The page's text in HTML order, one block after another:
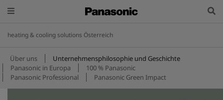
heating & cooling solutions Österreich
Über uns
Unternehmens­philosophie und Geschichte
Panasonic in Europa
100 % Panasonic
Panasonic Professional
Panasonic Green Impact